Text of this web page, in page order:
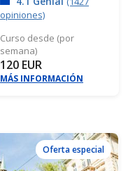
opiniones)
Curso desde (por
semana)
120 EUR
MÁS INFORMACIÓN
Oferta especial